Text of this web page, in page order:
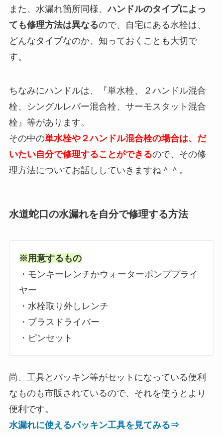
また、水漏れ箇所同様、ハンドルのタイプによっ
ても修理方法は異なるので、自宅にある水栓は、
どんなタイプなのか、知っておくことも大切で
す。
ちなみにハンドルは、『単水栓、２ハンドル混合
栓、シングルレバー混合栓、サーモスタット混合
栓』等があります。
その中の単水栓や２ハンドル混合栓の場合は、だ
いたい自分で修理することができるので、その修
理方法についてお話ししていきますね＾＾。
水道蛇口の水漏れを自分で修理する方法
※用意するもの
・モンキーレンチかウォーターポンププライ
ヤー
・水栓取り外しレンチ
・プラスドライバー
・ピンセット
尚、工具とパッキン等がセットになっている便利
なものも市販されているので、それを使うとより
便利です。
水漏れに使えるパッキン工具を見てみる⇒